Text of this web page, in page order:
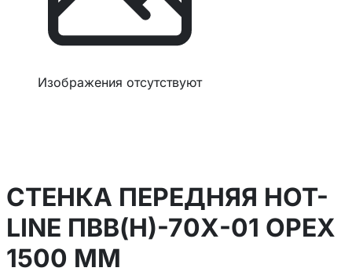
Изображения отсутствуют
СТЕНКА ПЕРЕДНЯЯ HOT-
LINE ПВВ(Н)-70Х-01 ОРЕХ
1500 ММ